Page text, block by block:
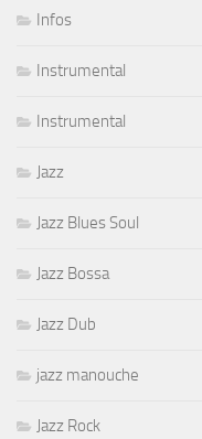
Infos
Instrumental
Instrumental
Jazz
Jazz Blues Soul
Jazz Bossa
Jazz Dub
jazz manouche
Jazz Rock